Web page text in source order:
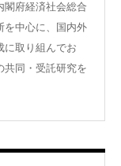
閣府経済社会総合
を中心に、国内外
に取り組んでお
共同・受託研究を